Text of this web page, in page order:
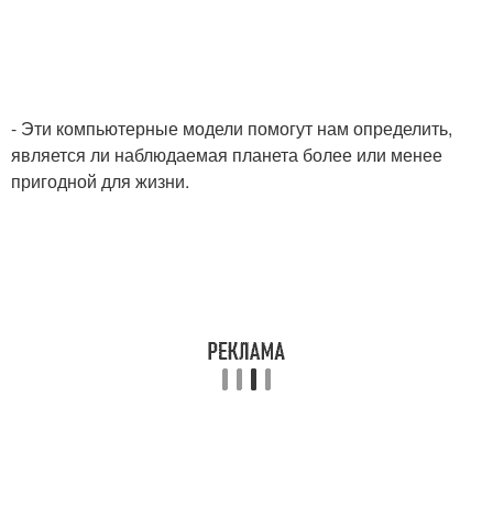
- Эти компьютерные модели помогут нам определить,
является ли наблюдаемая планета более или менее
пригодной для жизни.